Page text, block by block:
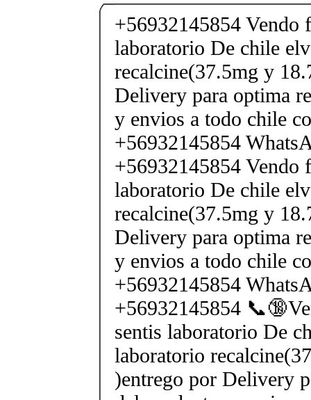
+56932145854 Vendo
laboratorio De chile
recalcine(37.5mg y
Delivery para optima
y envios a todo chile
+56932145854
+56932145854 Vendo
laboratorio De chile
recalcine(37.5mg y
Delivery para optima
y envios a todo chile
+56932145854
+56932145854
sentis laboratorio De
laboratorio
)entrego por Delivery